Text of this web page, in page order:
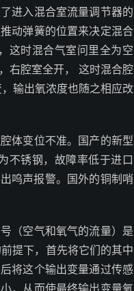
进入混合室流量调节器的
动弹簧的位置来决定混合
这时混合气室问里全为空
右腔室全开， 这时混合腔
输出氧浓度也随之相应改
体变位不准。国产的新型
不锈钢，故障率低于进口
呜声报警。国外的铜制哨
（空气和氧气的流量）是
提下，首先将它们的其中
将这个输出变量通过传感
，从而使最终输出变量氧